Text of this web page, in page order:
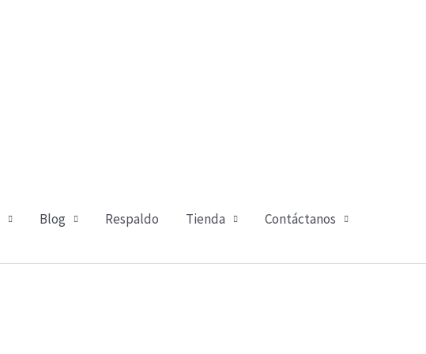
Blog Respaldo Tienda Contáctanos